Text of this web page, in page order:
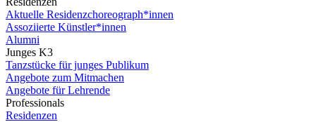
Aktuelle Residenzchoreograph*innen
Assoziierte Künstler*innen
Alumni
Junges K3
Tanzstücke für junges Publikum
Angebote zum Mitmachen
Angebote für Lehrende
Professionals
Residenzen